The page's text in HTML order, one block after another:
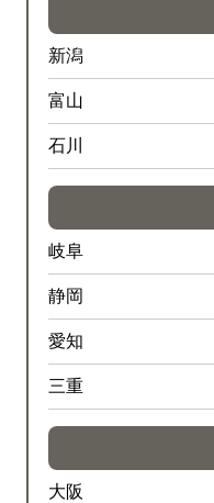
新潟
富山
石川
岐阜
静岡
愛知
三重
大阪